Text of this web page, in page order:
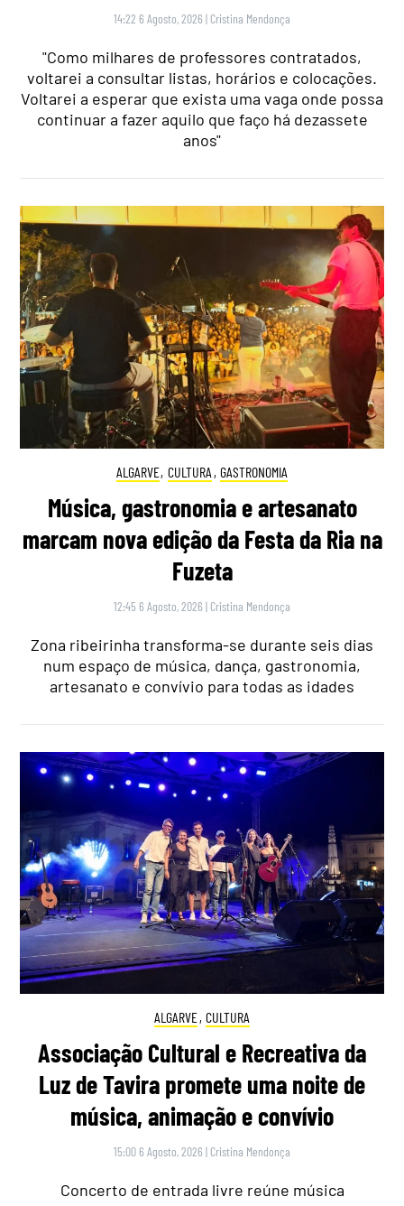
14:22 6 Agosto, 2026 | Cristina Mendonça
"Como milhares de professores contratados,
voltarei a consultar listas, horários e colocações.
Voltarei a esperar que exista uma vaga onde possa
continuar a fazer aquilo que faço há dezassete
anos"
ALGARVE, CULTURA , GASTRONOMIA
Música, gastronomia e artesanato
marcam nova edição da Festa da Ria na
Fuzeta
12:45 6 Agosto, 2026 | Cristina Mendonça
Zona ribeirinha transforma-se durante seis dias
num espaço de música, dança, gastronomia,
artesanato e convívio para todas as idades
ALGARVE, CULTURA
Associação Cultural e Recreativa da
Luz de Tavira promete uma noite de
música, animação e convívio
15:00 6 Agosto, 2026 | Cristina Mendonça
Concerto de entrada livre reúne música